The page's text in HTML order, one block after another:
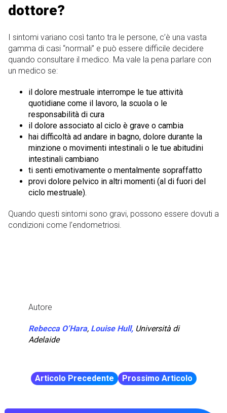
dottore?
I sintomi variano così tanto tra le persone, c’è una vasta
gamma di casi “normali” e può essere difficile decidere
quando consultare il medico. Ma vale la pena parlare con
un medico se:
il dolore mestruale interrompe le tue attività
quotidiane come il lavoro, la scuola o le
responsabilità di cura
il dolore associato al ciclo è grave o cambia
hai difficoltà ad andare in bagno, dolore durante la
minzione o movimenti intestinali o le tue abitudini
intestinali cambiano
ti senti emotivamente o mentalmente sopraffatto
provi dolore pelvico in altri momenti (al di fuori del
ciclo mestruale).
Quando questi sintomi sono gravi, possono essere dovuti a
condizioni come l’endometriosi.
Autore
Rebecca O’Hara, Louise Hull, Università di
Adelaide
Articolo Precedente Prossimo Articolo